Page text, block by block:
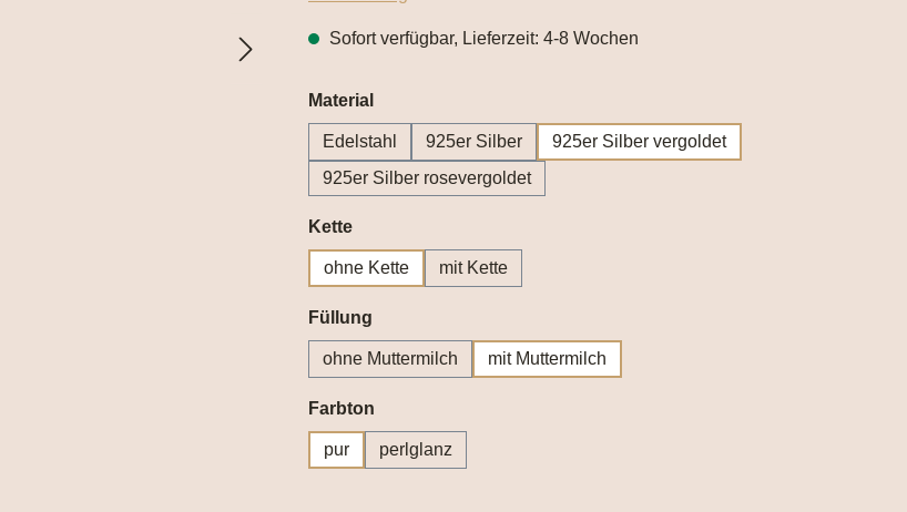
Sofort verfügbar, Lieferzeit: 4-8 Wochen
Materialauswählen
Edelstahl 925er Silber
925er Silber vergoldet
925er Silber rosevergoldet
Ketteauswählen
ohne Kette mit Kette
Füllung
ohne Muttermilch mit Muttermilch
Farbton
pur perlglanz